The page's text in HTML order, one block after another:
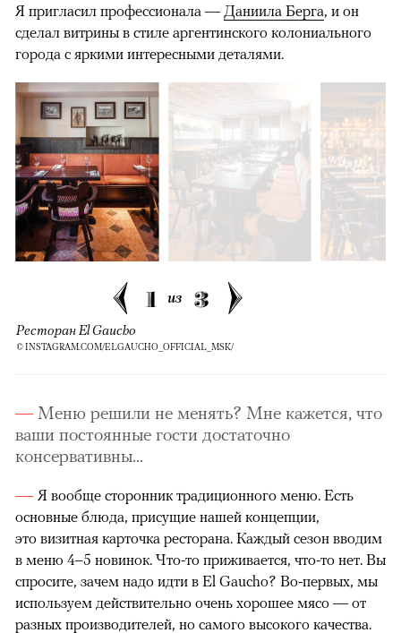
Я пригласил профессионала — Даниила Берга, и он
сделал витрины в стиле аргентинского колониального
города с яркими интересными деталями.
1 из 3
Ресторан El Gaucho
© INSTAGRAM.COM/ELGAUCHO_OFFICIAL_MSK/
Меню решили не менять? Мне кажется, что
ваши постоянные гости достаточно
консервативны...
Я вообще сторонник традиционного меню. Есть
основные блюда, присущие нашей концепции,
это визитная карточка ресторана. Каждый сезон вводим
в меню 4–5 новинок. Что-то приживается, что-то нет. Вы
спросите, зачем надо идти в El Gaucho? Во-первых, мы
используем действительно очень хорошее мясо — от
разных производителей, но самого высокого качества.